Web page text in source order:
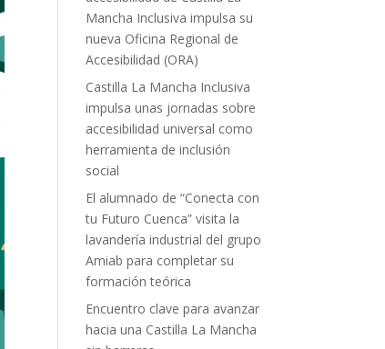
Mancha Inclusiva impulsa su
nueva Oficina Regional de
Accesibilidad (ORA)
Castilla La Mancha Inclusiva
impulsa unas jornadas sobre
accesibilidad universal como
herramienta de inclusión
social
El alumnado de “Conecta con
tu Futuro Cuenca” visita la
lavandería industrial del grupo
Amiab para completar su
formación teórica
Encuentro clave para avanzar
hacia una Castilla La Mancha